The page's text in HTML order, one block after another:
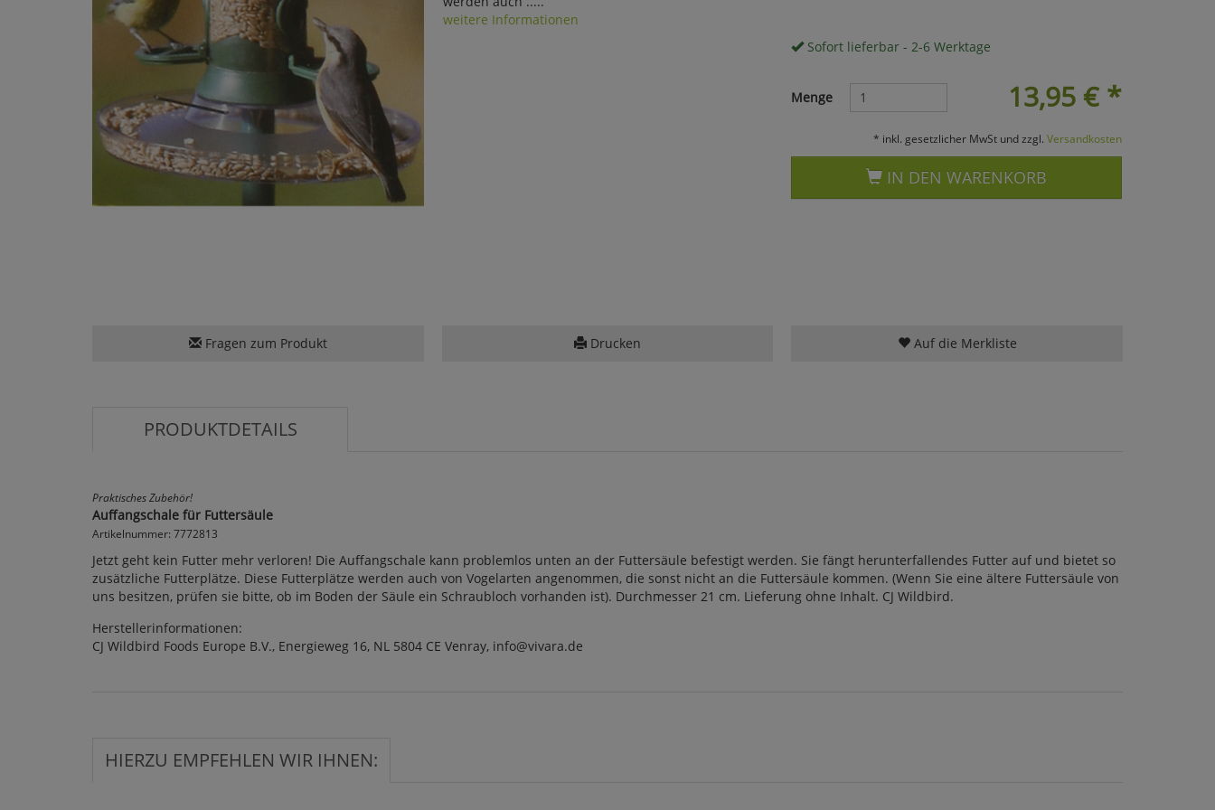
weitere Informationen
Sofort lieferbar - 2-6 Werktage
13,95 €*
Menge
* inkl. gesetzlicher MwSt und zzgl. Versandkosten
IN DEN WARENKORB
Fragen zum Produkt Drucken Auf die Merkliste
PRODUKTDETAILS
Praktisches Zubehör!
Auffangschale für Futtersäule
Artikelnummer: 7772813
Jetzt geht kein Futter mehr verloren! Die Auffangschale kann problemlos unten an der Futtersäule befestigt werden. Sie fängt herunterfallendes Futter auf und bietet so
zusätzliche Futterplätze. Diese Futterplätze werden auch von Vogelarten angenommen, die sonst nicht an die Futtersäule kommen. (Wenn Sie eine ältere Futtersäule von
uns besitzen, prüfen sie bitte, ob im Boden der Säule ein Schraubloch vorhanden ist). Durchmesser 21 cm. Lieferung ohne Inhalt. CJ Wildbird.
Herstellerinformationen:
CJ Wildbird Foods Europe B.V., Energieweg 16, NL 5804 CE Venray, info@vivara.de
HIERZU EMPFEHLEN WIR IHNEN: